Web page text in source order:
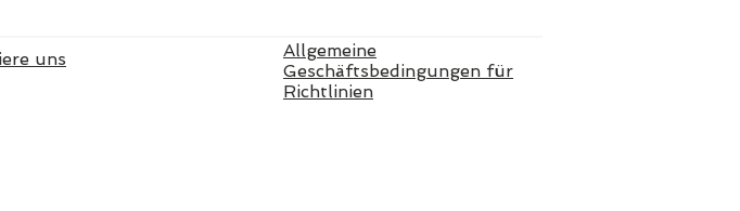
uns
Allgemeine
Geschäftsbedingungen für
Richtlinien